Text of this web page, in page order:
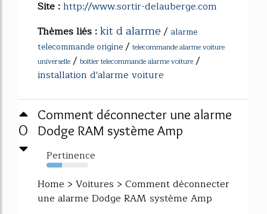
Site :http://www.sortir-delauberge.com
Thèmes liés :kit d alarme/ alarme
telecommande origine/ telecommande alarme voiture
universelle / boitier telecommande alarme voiture /
installation d'alarme voiture
0
Comment déconnecter une alarme
Dodge RAM système Amp
Pertinence
37%
Home > Voitures > Comment déconnecter
une alarme Dodge RAM système Amp